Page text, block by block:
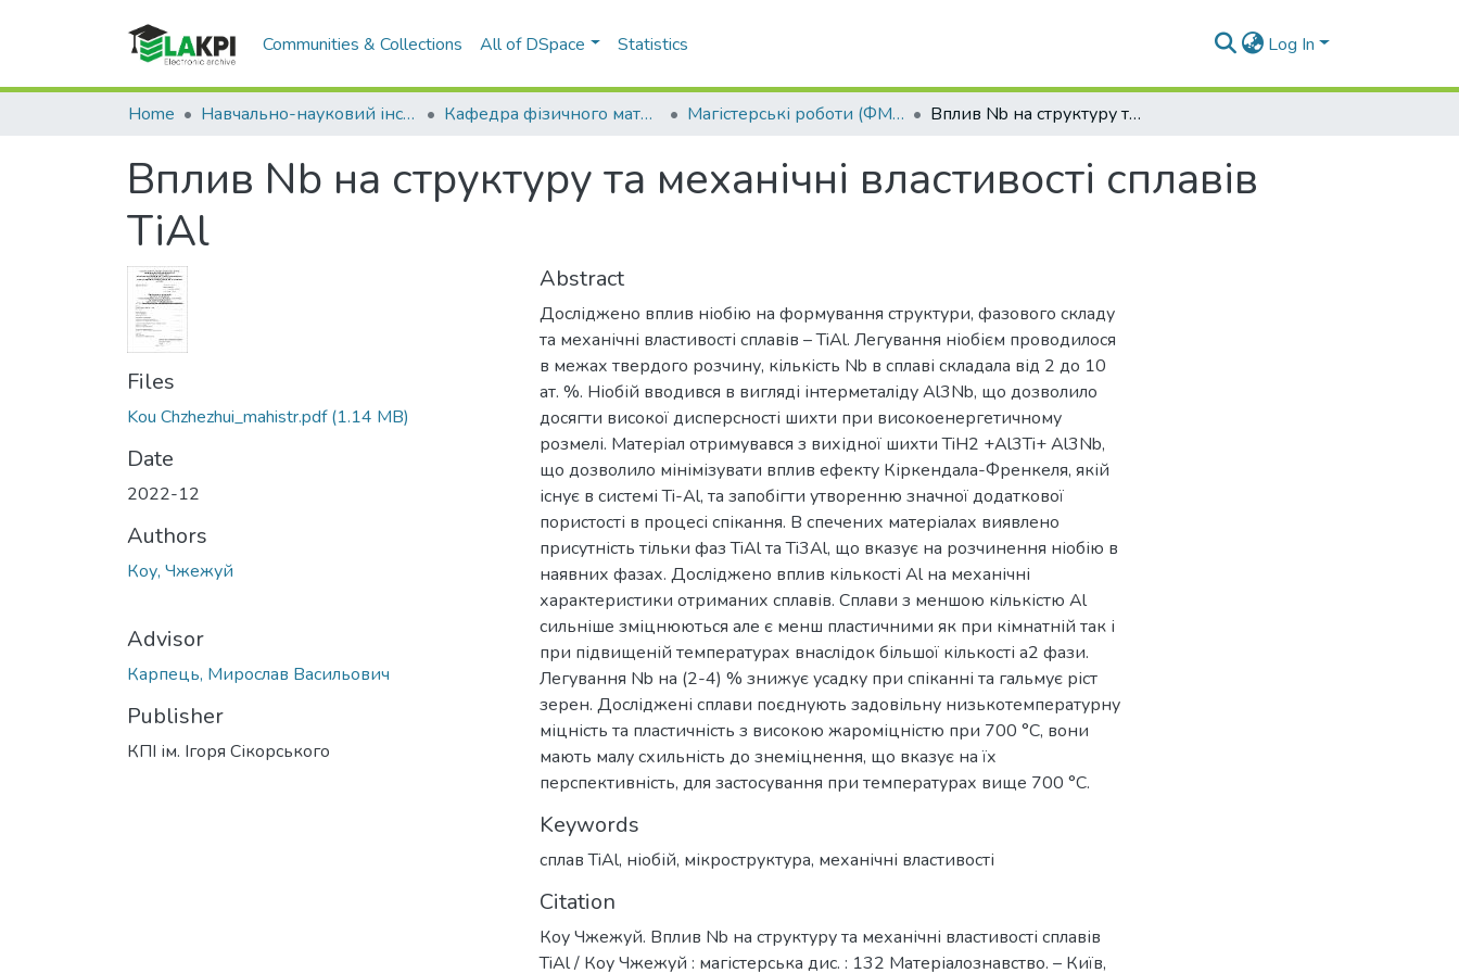
Communities & Collections All of DSpace Statistics Log In
Home Навчально-науковий інститут матеріалознавства та зварювання ім. Є.О. Патона (НН ІМЗ ім. Є.О. Патона) Кафедра фізичного матеріалознавства та термічної обробки (ФМТО) Магістерські роботи (ФМТО) Вплив Nb на структуру та механічні властивості сплавів TiAl
Вплив Nb на структуру та механічні властивості сплавів
TiAl
Files
Kou Chzhezhui_mahistr.pdf(1.14 MB)
Date
2022-12
Authors
Коу, Чжежуй
Advisor
Карпець, Мирослав Васильович
Publisher
КПІ ім. Ігоря Сікорського
Abstract
Досліджено вплив ніобію на формування структури, фазового складу
та механічні властивості сплавів – TiAl. Легування ніобієм проводилося
в межах твердого розчину, кількість Nb в сплаві складала від 2 до 10
ат. %. Ніобій вводився в вигляді інтерметаліду Al3Nb, що дозволило
досягти високої дисперсності шихти при високоенергетичному
розмелі. Матеріал отримувався з вихідної шихти TiH2 +Al3Ti+ Al3Nb,
що дозволило мінімізувати вплив ефекту Кіркендала-Френкеля, якій
існує в системі Ti-Al, та запобігти утворенню значної додаткової
пористості в процесі спікання. В спечених матеріалах виявлено
присутність тільки фаз TiAl та Ti3Al, що вказує на розчинення ніобію в
наявних фазах. Досліджено вплив кількості Al на механічні
характеристики отриманих сплавів. Сплави з меншою кількістю Al
сильніше зміцнюються але є менш пластичними як при кімнатній так і
при підвищеній температурах внаслідок більшої кількості a2 фази.
Легування Nb на (2-4) % знижує усадку при спіканні та гальмує ріст
зерен. Досліджені сплави поєднують задовільну низькотемпературну
міцність та пластичність з високою жароміцністю при 700 °С, вони
мають малу схильність до знеміцнення, що вказує на їх
перспективність, для застосування при температурах вище 700 °С.
Keywords
сплав TiAl, ніобій, мікроструктура, механічні властивості
Citation
Коу Чжежуй. Вплив Nb на структуру та механічні властивості сплавів
TiAl / Коу Чжежуй : магістерська дис. : 132 Матеріалознавство. – Київ,